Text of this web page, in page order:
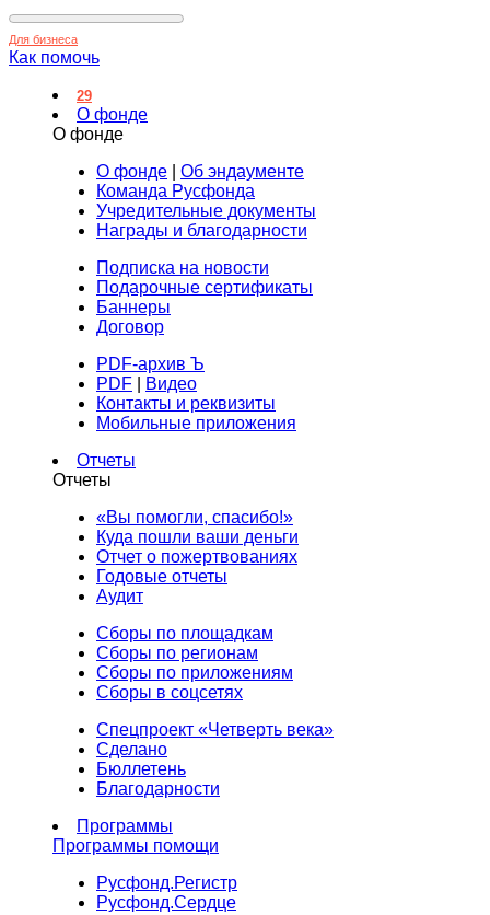
Для бизнеса
Как помочь
29
О фонде
О фонде
О фонде
Об эндаументе
Команда Русфонда
Учредительные документы
Награды и благодарности
Подписка на новости
Подарочные сертификаты
Баннеры
Договор
PDF-архив Ъ
PDF
Видео
Контакты и реквизиты
Мобильные приложения
Отчеты
Отчеты
«Вы помогли, спасибо!»
Куда пошли ваши деньги
Отчет о пожертвованиях
Годовые отчеты
Аудит
Сборы по площадкам
Сборы по регионам
Сборы по приложениям
Сборы в соцсетях
Спецпроект «Четверть века»
Сделано
Бюллетень
Благодарности
Программы
Программы помощи
Русфонд.Регистр
Русфонд.Сердце